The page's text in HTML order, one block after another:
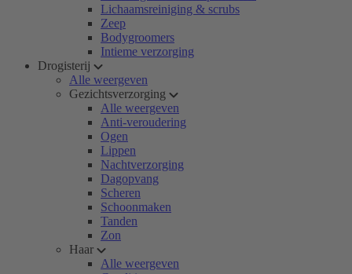
Lichaamsreiniging & scrubs
Zeep
Bodygroomers
Intieme verzorging
Drogisterij
Alle weergeven
Gezichtsverzorging
Alle weergeven
Anti-veroudering
Ogen
Lippen
Nachtverzorging
Dagopvang
Scheren
Schoonmaken
Tanden
Zon
Haar
Alle weergeven